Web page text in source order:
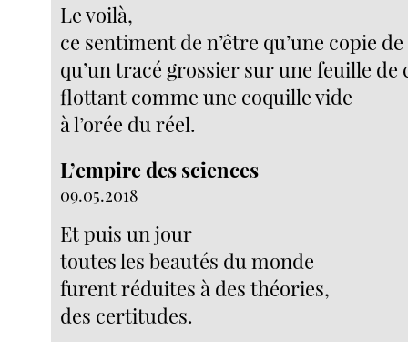
Le voilà,
ce sentiment de n’être qu’une copie
qu’un tracé grossier sur une feuille de
flottant comme une coquille vide
à l’orée du réel.
L’empire des sciences
09.05.2018
Et puis un jour
toutes les beautés du monde
furent réduites à des théories,
des certitudes.